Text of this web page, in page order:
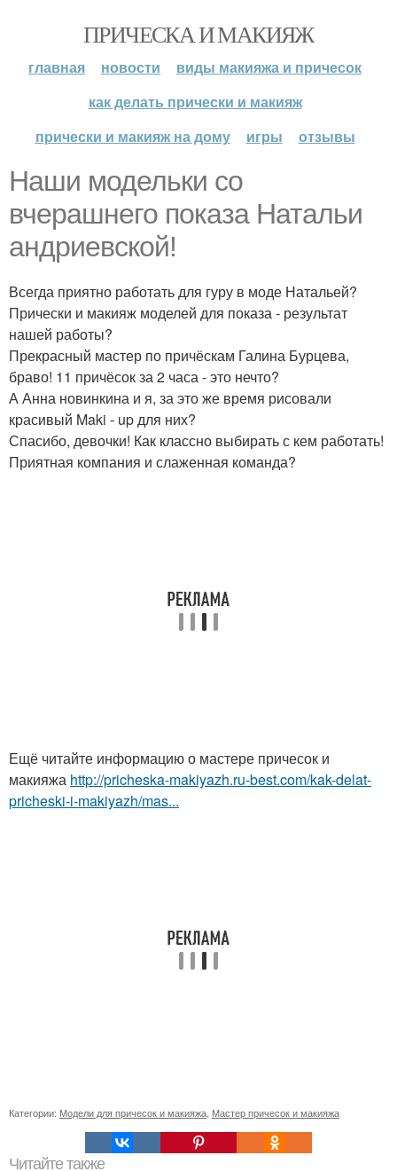
ПРИЧЕСКА И МАКИЯЖ
главная новости
виды макияжа и причесок
как делать прически и макияж
прически и макияж на дому
игры отзывы
Наши модельки со
вчерашнего показа Натальи
андриевской!
Всегда приятно работать для гуру в моде Натальей?
Прически и макияж моделей для показа - результат
нашей работы?
Прекрасный мастер по причёскам Галина Бурцева,
браво! 11 причёсок за 2 часа - это нечто?
А Анна новинкина и я, за это же время рисовали
красивый Maki - up для них?
Спасибо, девочки! Как классно выбирать с кем работать!
Приятная компания и слаженная команда?
Ещё читайте информацию о мастере причесок и
макияжа http://pricheska-makiyazh.ru-best.com/kak-delat-
pricheski-i-makiyazh/mas...
Категории: Модели для причесок и макияжа Мастер причесок и макияжа
Читайте также